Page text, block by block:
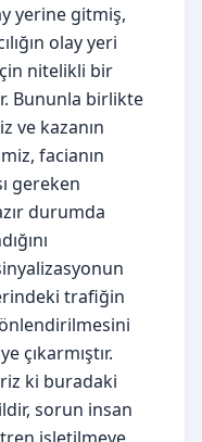
yerine gitmiş,
olay yeri
nitelikli bir
Bununla birlikte
ve kazanın
facianın
gereken
durumda
trafiğin
çıkarmıştır.
ki buradaki
sorun insan